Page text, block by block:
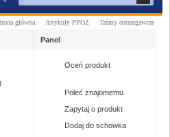
główna Artykuły PPOŻ Taśmy ostrzegawcze
Panel
Oceń produkt
Poleć znajomemu
Zapytaj o produkt
Dodaj do schowka